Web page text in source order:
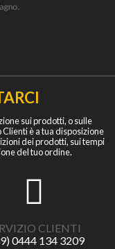
sui prodotti, o sulle
è a tua disposizione
dei prodotti, sui tempi
del tuo ordine.
CLIENTI
0444 134 3209